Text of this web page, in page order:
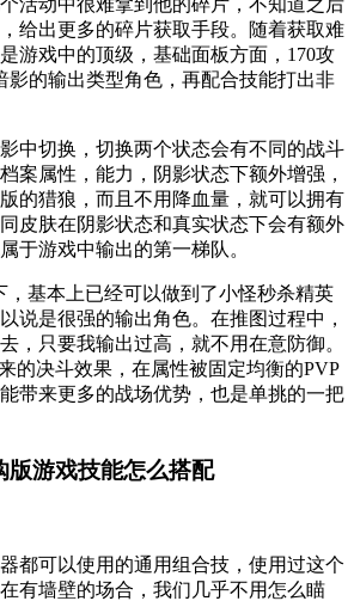
活动中很难拿到他的碎片，不知道之后
给出更多的碎片获取手段。随着获取难
游戏中的顶级，基础面板方面，170攻
影的输出类型角色，再配合技能打出非
中切换，切换两个状态会有不同的战斗
案属性，能力，阴影状态下额外增强，
的猎狼，而且不用降血量，就可以拥有
皮肤在阴影状态和真实状态下会有额外
于游戏中输出的第一梯队。
，基本上已经可以做到了小怪秒杀精英
说是很强的输出角色。在推图过程中，
，只要我输出过高，就不用在意防御。
的决斗效果，在属性被固定均衡的PVP
带来更多的战场优势，也是单挑的一把
版游戏技能怎么搭配
都可以使用的通用组合技，使用过这个
有墙壁的场合，我们几乎不用怎么瞄